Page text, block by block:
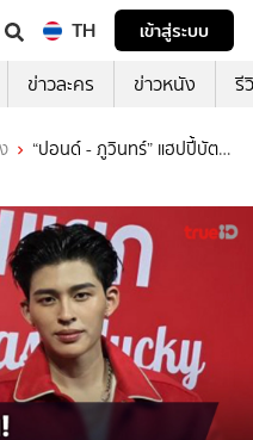
TH
เข้าสู่ระบบ
ข่าวละคร ข่าวหนัง รี
“ปอนด์ - ภูวินทร์” แฮปปี้บัตร